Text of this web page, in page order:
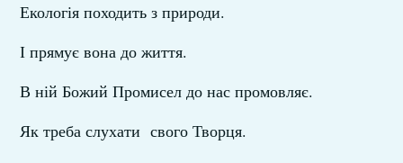
Екологія походить з природи.
І прямує вона до життя.
В ній Божий Промисел до нас промовляє.
Як треба слухати свого Творця.